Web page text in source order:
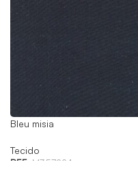
Bleu misia
Tecido
REF: M357224